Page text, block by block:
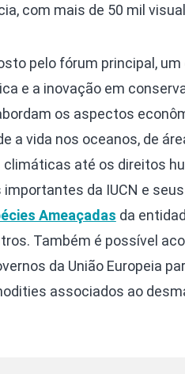
com mais de 50 mil
pelo fórum principal,
e a inovação em
os aspectos
a vida nos oceanos, de
até os direitos
da IUCN e
Ameaçadas da
Também é possível
da União Europeia
associados ao